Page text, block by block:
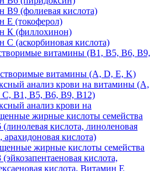
В9 (фолиевая кислота)
Е (токоферол)
К (филлохинон)
С (аскорбиновая кислота)
витамины (B1, B5, B6, В9,
витамины (A, D, E, K)
анализ крови на витамины (A,
B1, B5, B6, В9, B12)
анализ крови на
жирные кислоты семейства
кислота, линоленовая
арахидоновая кислота)
жирные кислоты семейства
кислота,
кислота, Витамин E